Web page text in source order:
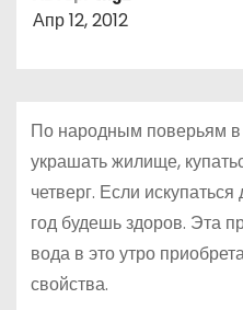
Апр 12, 2012
По народным поверьям в
украшать жилище,
четверг. Если
год будешь здоров. Эта
вода в это утро
свойства.